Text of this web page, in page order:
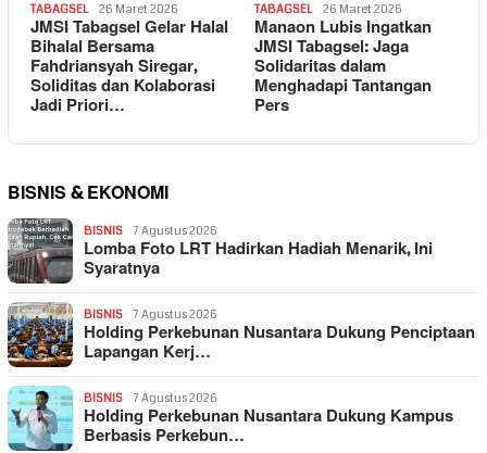
TABAGSEL 26 Maret 2026
JMSI Tabagsel Gelar Halal
Bihalal Bersama
Fahdriansyah Siregar,
Soliditas dan Kolaborasi
Jadi Priori…
TABAGSEL 26 Maret 2026
Manaon Lubis Ingatkan
JMSI Tabagsel: Jaga
Solidaritas dalam
Menghadapi Tantangan
Pers
BISNIS & EKONOMI
BISNIS 7 Agustus 2026
Lomba Foto LRT Hadirkan Hadiah Menarik, Ini
Syaratnya
BISNIS 7 Agustus 2026
Holding Perkebunan Nusantara Dukung Penciptaan
Lapangan Kerj…
BISNIS 7 Agustus 2026
Holding Perkebunan Nusantara Dukung Kampus
Berbasis Perkebun…